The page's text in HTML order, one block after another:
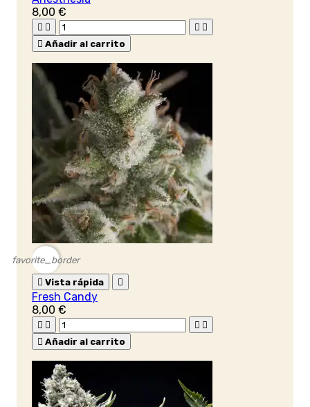
8,00 €
   
 Añadir al carrito
favorite_border
 Vista rápida 
Fresh Candy
8,00 €
   
 Añadir al carrito